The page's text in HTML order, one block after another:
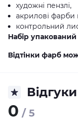
художні пензлі,
акрилові фарби
контрольний
Набір
Відтінки фарб
Відгуки
0 / 5